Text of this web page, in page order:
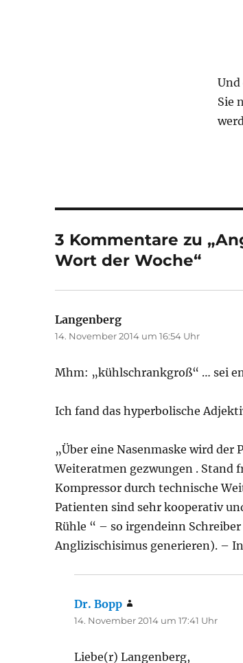
Und
Sie
3 Kommentare zu
Wort der Woche“
Langenberg
14. November 2014 um 16:54 Uhr
Mhm: „kühlschrankgroß“ … sei
Ich fand das hyperbolische
„Über eine Nasenmaske wird
Weiteratmen gezwungen . Stand
Kompressor durch technische
Patienten sind sehr kooperativ
Rühle “ – so irgendeinn
Anglizischisimus generieren). –
Dr. Bopp
14. November 2014 um 17:41 Uhr
Liebe(r) Langenberg,